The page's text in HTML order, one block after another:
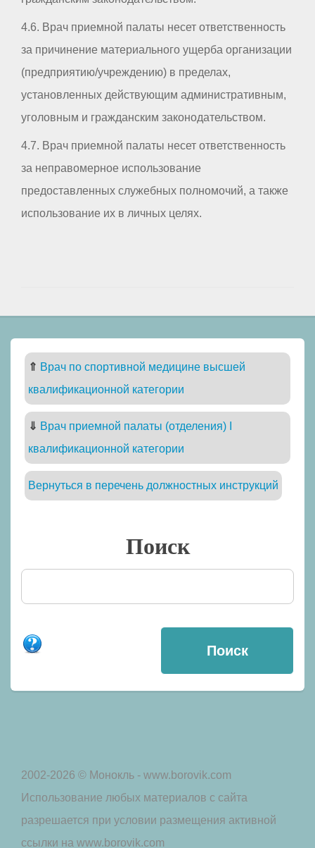
4.6. Врач приемной палаты несет ответственность
за причинение материального ущерба организации
(предприятию/учреждению) в пределах,
установленных действующим административным,
уголовным и гражданским законодательством.
4.7. Врач приемной палаты несет ответственность
за неправомерное использование
предоставленных служебных полномочий, а также
использование их в личных целях.
⇑ Врач по спортивной медицине высшей
квалификационной категории
⇓ Врач приемной палаты (отделения) I
квалификационной категории
Вернуться в перечень должностных инструкций
Поиск
2002-2026 © Монокль - www.borovik.com
Использование любых материалов с сайта
разрешается при условии размещения активной
ссылки на www.borovik.com